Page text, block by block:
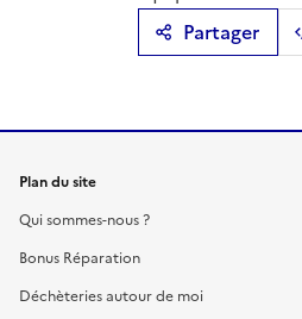
Partager
Plan du site
Qui sommes-nous ?
Bonus Réparation
Déchèteries autour de moi